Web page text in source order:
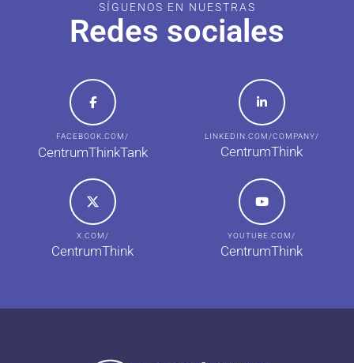
SÍGUENOS EN NUESTRAS
Redes sociales
FACEBOOK.COM/
CentrumThinkTank
LINKEDIN.COM/COMPANY/
CentrumThink
X.COM/
CentrumThink
YOUTUBE.COM/
CentrumThink